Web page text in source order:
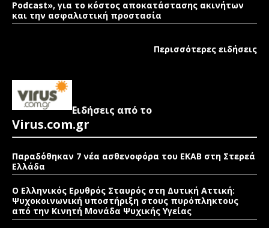
Podcast», για το κόστος αποκατάστασης ακινήτων
και την ασφαλιστική προστασία
Περισσότερες ειδήσεις
Ειδήσεις από το
Virus.com.gr
Παραδόθηκαν 7 νέα ασθενοφόρα του ΕΚΑΒ στη Στερεά
Ελλάδα
Ο Ελληνικός Ερυθρός Σταυρός στη Δυτική Αττική:
Ψυχοκοινωνική υποστήριξη στους πυρόπληκτους
από την Κινητή Μονάδα Ψυχικής Υγείας